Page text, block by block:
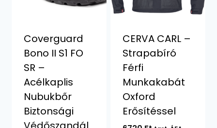
Coverguard
Bono II S1 FO
SR –
Acélkaplis
Nubukbőr
Biztonsági
CERVA CARL –
Strapabíró
Férfi
Munkakabát
Oxford
Erősítéssel